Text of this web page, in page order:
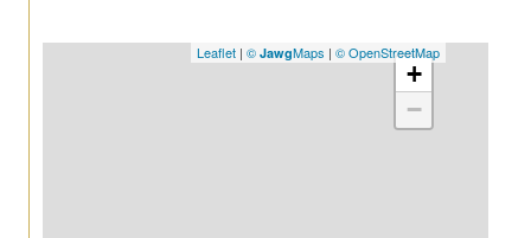
+
−
Leaflet | © JawgMaps | © OpenStreetMap